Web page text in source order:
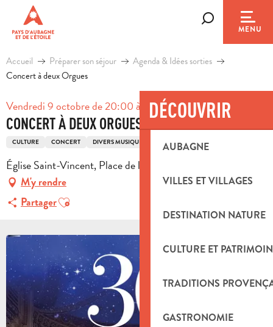
contenu
principal
MENU
DÉCOUVRIR
AUBAGNE
VILLES ET VILLAGES
DESTINATION NATURE
CULTURE ET
TRADITIONS
GASTRONOMIE
Accueil Préparer son séjour
Agenda & Idées sorties
Concert à deux Orgues
Vendredi 9 octobre de 20:00 à 21:30
CONCERT À DEUX ORGUES
CULTURE CONCERT DIVERS MUSIQUE
Église Saint-Vincent, Place de l'Eglise, 13360 Roquevaire
M'y rendre
PartagerAjouter aux favoris